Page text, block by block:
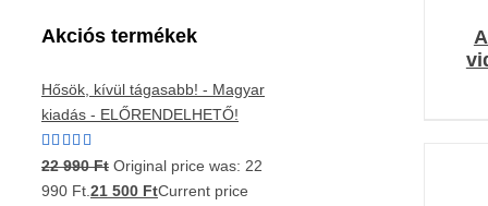
Akciós termékek
Hősök, kívül tágasabb! - Magyar
kiadás - ELŐRENDELHETŐ!
Értékelés:
22 990Ft Original price was: 22
990 Ft.21 500 FtCurrent price